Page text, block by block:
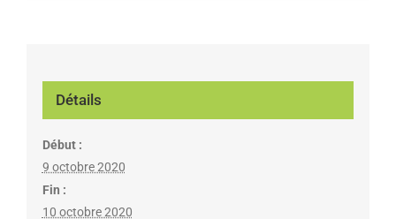
Détails
Début :
9 octobre 2020
Fin :
10 octobre 2020